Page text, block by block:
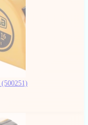
(500251)